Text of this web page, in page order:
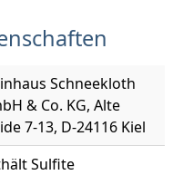
Schneekloth
& Co. KG, Alte
7-13, D-24116 Kiel
Sulfite